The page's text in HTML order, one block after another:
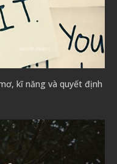
kĩ năng và quyết định